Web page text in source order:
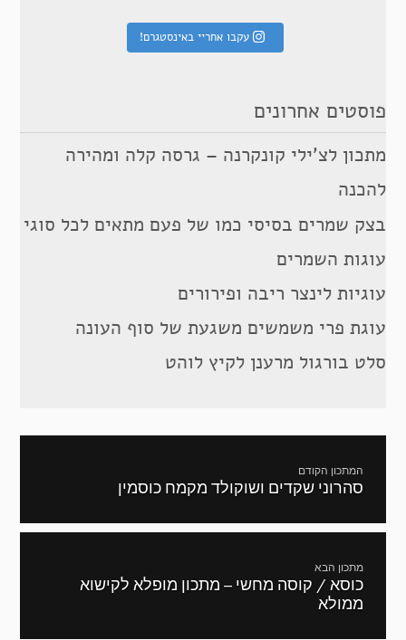
עקבו אחריי באינסטגרם!
פוסטים אחרונים
מתכון לצ’ילי קונקרנה – גרסה קלה ומהירה
להכנה
בצק שמרים בסיסי כמו של פעם מתאים לכל סוגי
עוגות השמרים
עוגיות לינצר ריבה ופירורים
עוגת פרי משמשים משגעת של סוף העונה
סלט בורגול מרענן לקיץ לוהט
המתכון הקודם
מתכון
סהרוני שקדים ושוקולד מקמח כוסמין
מתכון הבא
המתכון
הבא:
כוסא / קוסה מחשי – מתכון מופלא לקישוא
ממולא